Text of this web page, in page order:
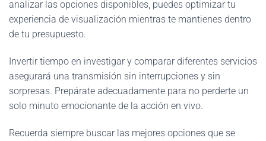
analizar las opciones disponibles, puedes optimizar tu
experiencia de visualización mientras te mantienes dentro
de tu presupuesto.
Invertir tiempo en investigar y comparar diferentes servicios
asegurará una transmisión sin interrupciones y sin
sorpresas. Prepárate adecuadamente para no perderte un
solo minuto emocionante de la acción en vivo.
Recuerda siempre buscar las mejores opciones que se